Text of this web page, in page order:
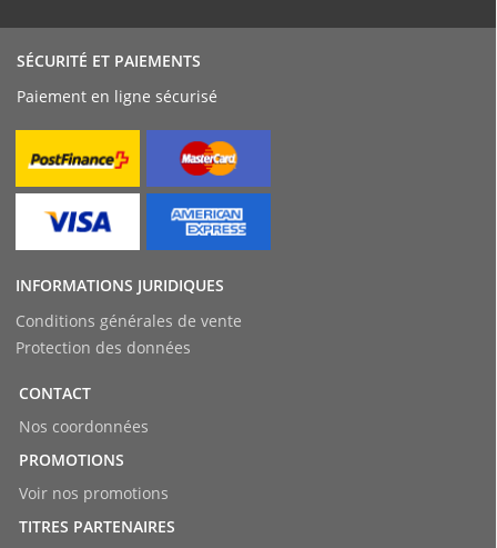
SÉCURITÉ ET PAIEMENTS
Paiement en ligne sécurisé
INFORMATIONS JURIDIQUES
Conditions générales de vente
Protection des données
CONTACT
Nos coordonnées
PROMOTIONS
Voir nos promotions
TITRES PARTENAIRES